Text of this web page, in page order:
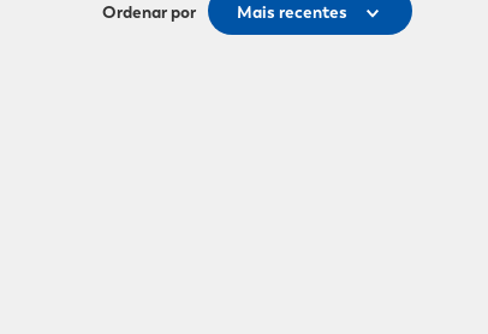
Ordenar por Mais recentes